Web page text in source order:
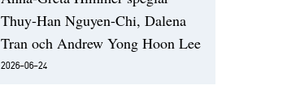
Thuy-Han Nguyen-Chi, Dalena
Tran och Andrew Yong Hoon Lee
2026-06-24